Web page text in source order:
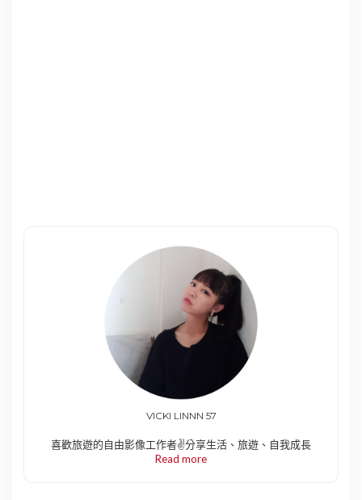
VICKI LINNN 57
喜歡旅遊的自由影像工作者✌️分享生活、旅遊、自我成長
Read more